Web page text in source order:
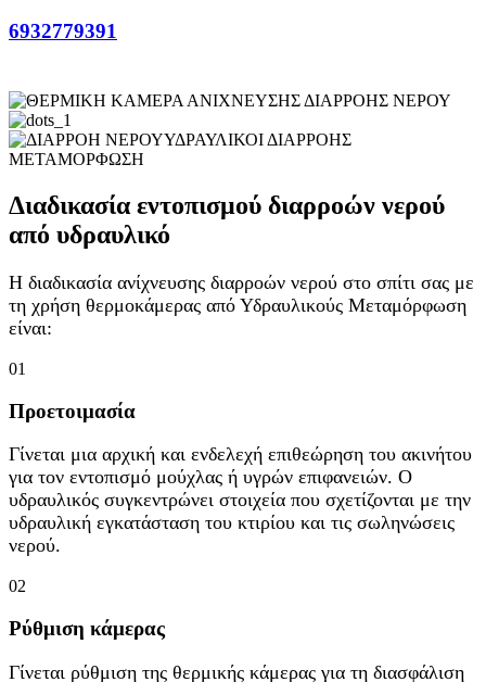
6932779391
ΥΔΡΑΥΛΙΚΟΙ ΔΙΑΡΡΟΗΣ
ΜΕΤΑΜΟΡΦΩΣΗ
Διαδικασία εντοπισμού διαρροών νερού
από υδραυλικό
Η διαδικασία ανίχνευσης διαρροών νερού στο σπίτι σας με
τη χρήση θερμοκάμερας από Υδραυλικούς Μεταμόρφωση
είναι:
01
Προετοιμασία
Γίνεται μια αρχική και ενδελεχή επιθεώρηση του ακινήτου
για τον εντοπισμό μούχλας ή υγρών επιφανειών. Ο
υδραυλικός συγκεντρώνει στοιχεία που σχετίζονται με την
υδραυλική εγκατάσταση του κτιρίου και τις σωληνώσεις
νερού.
02
Ρύθμιση κάμερας
Γίνεται ρύθμιση της θερμικής κάμερας για τη διασφάλιση